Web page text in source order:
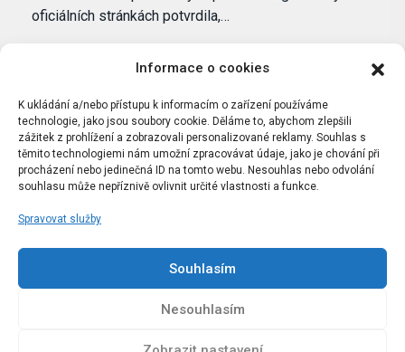
Informace o cookies
K ukládání a/nebo přístupu k informacím o zařízení používáme
technologie, jako jsou soubory cookie. Děláme to, abychom zlepšili
zážitek z prohlížení a zobrazovali personalizované reklamy. Souhlas s
těmito technologiemi nám umožní zpracovávat údaje, jako je chování při
procházení nebo jedinečná ID na tomto webu. Nesouhlas nebo odvolání
souhlasu může nepříznivě ovlivnit určité vlastnosti a funkce.
Spravovat služby
Souhlasím
Nesouhlasím
oficiálních stránkách potvrdila,…
Kopírování obsahu je přísně zakázáno.